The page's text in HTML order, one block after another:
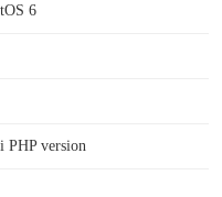
6
PHP version